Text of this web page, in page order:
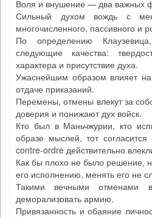
Воля и внушение — два важных
Сильный духом вождь с
многочисленного, пассивного и
По определению
следующие качества:
характера и присутствие духа.
Ужаснейшим образом влияет на
отдаче приказаний.
Перемены, отмены влекут за
доверия и понижают дух войск.
Кто был в Маньчжурии, кто
образе мыслей, тот
contre-ordre действительно
Как бы плохо не было решение,
его исполнению, менять его не
Такими вечными отменами
деморализовать армию.
Привязанность и обаяние